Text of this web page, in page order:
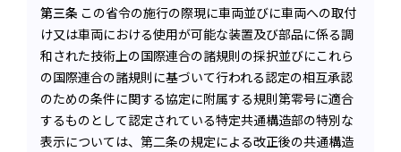
第三条 この省令の施行の際現に車両並びに車両への取付
け又は車両における使用が可能な装置及び部品に係る調
和された技術上の国際連合の諸規則の採択並びにこれら
の国際連合の諸規則に基づいて行われる認定の相互承認
のための条件に関する協定に附属する規則第零号に適合
するものとして認定されている特定共通構造部の特別な
表示については、第二条の規定による改正後の共通構造